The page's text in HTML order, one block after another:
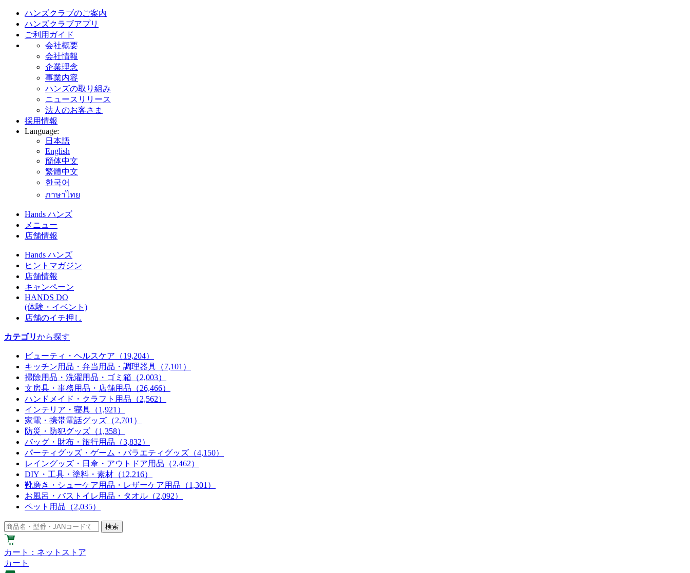
ハンズクラブのご案内
ハンズクラブアプリ
ご利用ガイド
会社概要
会社情報
企業理念
事業内容
ハンズの取り組み
ニュースリリース
法人のお客さま
採用情報
Language:
日本語
English
簡体中文
繁體中文
한국어
ภาษาไทย
Hands ハンズ
メニュー
店舗情報
Hands ハンズ
ヒントマガジン
店舗情報
キャンペーン
HANDS DO
(体験・イベント)
店舗のイチ押し
カテゴリから探す
ビューティ・ヘルスケア （19,204）
キッチン用品・弁当用品・調理器具 （7,101）
掃除用品・洗濯用品・ゴミ箱 （2,003）
文房具・事務用品・店舗用品 （26,466）
ハンドメイド・クラフト用品 （2,562）
インテリア・寝具 （1,921）
家電・携帯電話グッズ （2,701）
防災・防犯グッズ （1,358）
バッグ・財布・旅行用品 （3,832）
パーティグッズ・ゲーム・バラエティグッズ （4,150）
レイングッズ・日傘・アウトドア用品 （2,462）
DIY・工具・塗料・素材 （12,216）
靴磨き・シューケア用品・レザーケア用品 （1,301）
お風呂・バストイレ用品・タオル （2,092）
ペット用品 （2,035）
検索
カート
：ネットストア
カート